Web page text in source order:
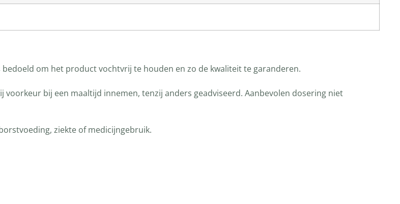
om het product vochtvrij te houden en zo de kwaliteit te garanderen.
bij een maaltijd innemen, tenzij anders geadviseerd. Aanbevolen dosering niet
ziekte of medicijngebruik.